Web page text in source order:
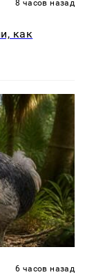
8 часов назад
как
6 часов назад